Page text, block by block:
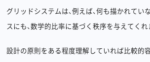
グリッドシステムは、例えば、何も描かれてい
スにも、数学的比率に基づく秩序を与えてくれ
設計の原則をある程度理解していれば比較的